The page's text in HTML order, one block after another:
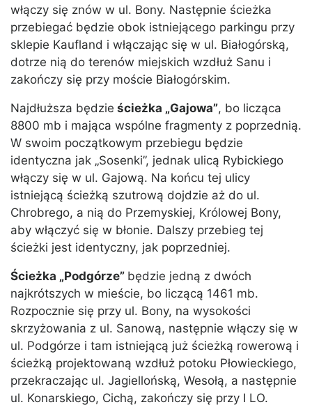
włączy się znów w ul. Bony. Następnie ścieżka
przebiegać będzie obok istniejącego parkingu przy
sklepie Kaufland i włączając się w ul. Białogórską,
dotrze nią do terenów miejskich wzdłuż Sanu i
zakończy się przy moście Białogórskim.
Najdłuższa będzie ścieżka „Gajowa”, bo licząca
8800 mb i mająca wspólne fragmenty z poprzednią.
W swoim początkowym przebiegu będzie
identyczna jak „Sosenki”, jednak ulicą Rybickiego
włączy się w ul. Gajową. Na końcu tej ulicy
istniejącą ścieżką szutrową dojdzie aż do ul.
Chrobrego, a nią do Przemyskiej, Królowej Bony,
aby włączyć się w błonie. Dalszy przebieg tej
ścieżki jest identyczny, jak poprzedniej.
Ścieżka „Podgórze” będzie jedną z dwóch
najkrótszych w mieście, bo liczącą 1461 mb.
Rozpocznie się przy ul. Bony, na wysokości
skrzyżowania z ul. Sanową, następnie włączy się w
ul. Podgórze i tam istniejącą już ścieżką rowerową i
ścieżką projektowaną wzdłuż potoku Płowieckiego,
przekraczając ul. Jagiellońską, Wesołą, a następnie
ul. Konarskiego, Cichą, zakończy się przy I LO.